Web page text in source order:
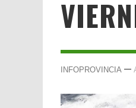
INFOPROVINCIA —